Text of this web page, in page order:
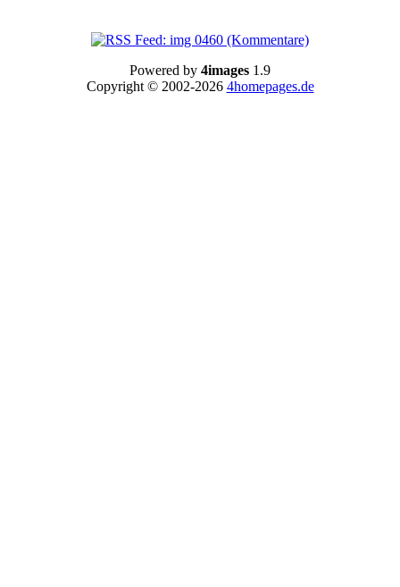
Powered by 4images 1.9
Copyright © 2002-2026 4homepages.de